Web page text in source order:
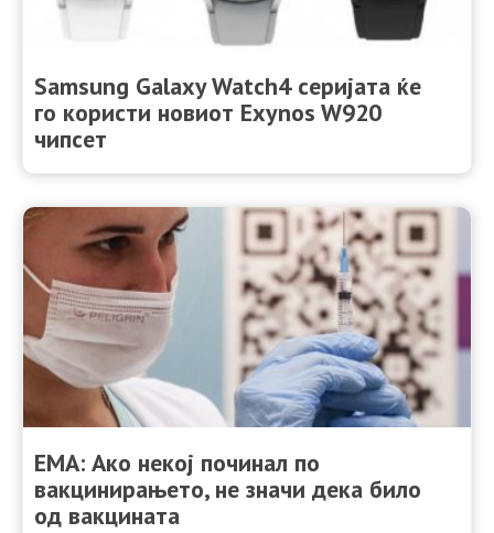
Samsung Galaxy Watch4 серијата ќе
го користи новиот Exynos W920
чипсет
EМА: Ако некој починал по
вакцинирањето, не значи дека било
од вакцината